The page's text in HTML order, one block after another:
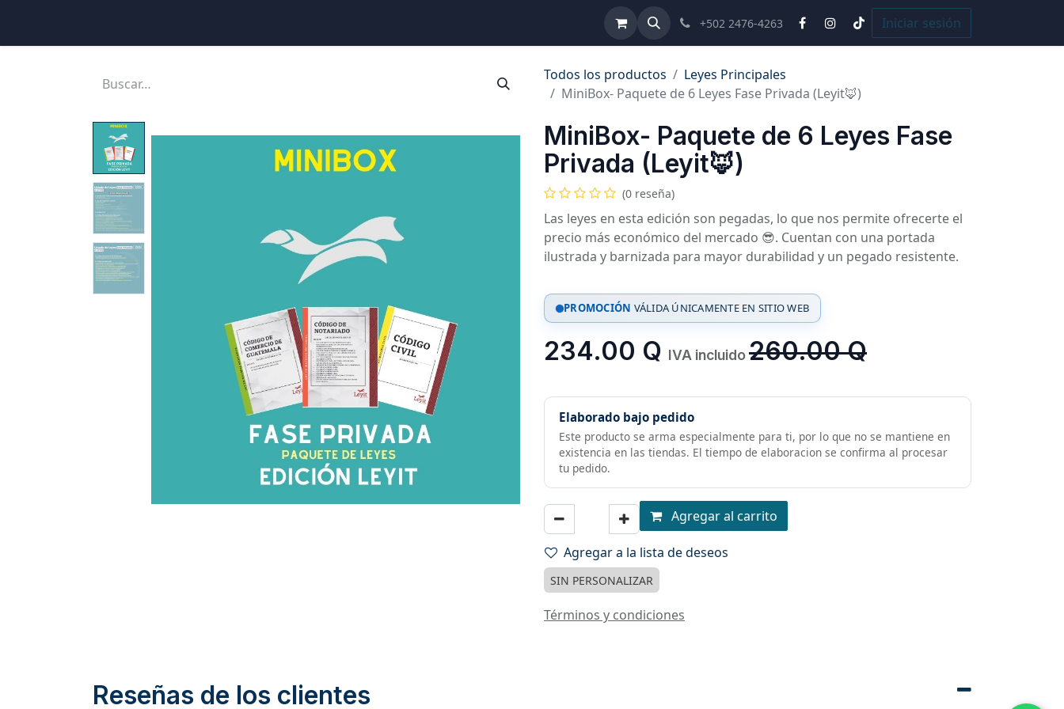
Términos y Condiciones Ayuda Cursos
+502 2476-4263 Iniciar sesión
Todos los productos
Leyes Principales
MiniBox- Paquete de 6 Leyes Fase Privada (Leyit🦊)
MiniBox- Paquete de 6 Leyes Fase
Privada (Leyit🦊)
(0 reseña)
Las leyes en esta edición son pegadas, lo que nos permite ofrecerte el
precio más económico del mercado 😎. Cuentan con una portada
ilustrada y barnizada para mayor durabilidad y un pegado resistente.
PROMOCIÓN VÁLIDA ÚNICAMENTE EN SITIO WEB
234.00 Q IVA incluido260.00Q
Elaborado bajo pedido
Este producto se arma especialmente para ti, por lo que no se mantiene en
existencia en las tiendas. El tiempo de elaboracion se confirma al procesar
tu pedido.
Agregar al carrito
Agregar a la lista de deseos
SIN PERSONALIZAR
Términos y condiciones
Reseñas de los clientes